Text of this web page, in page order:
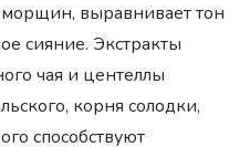
выравнивает тон
сияние. Экстракты
чая и центеллы
корня солодки,
способствуют